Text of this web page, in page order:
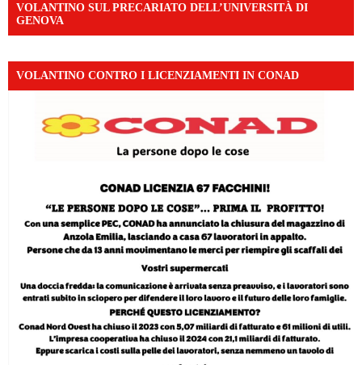
VOLANTINO SUL PRECARIATO DELL’UNIVERSITÀ DI
GENOVA
VOLANTINO CONTRO I LICENZIAMENTI IN CONAD